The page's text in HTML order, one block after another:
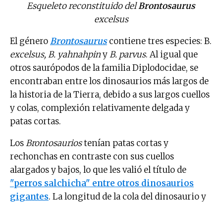
Esqueleto reconstituido delBrontosaurus
excelsus
El géneroBrontosaurus contiene tres especies: B.
excelsus, B. yahnahpinyB. parvus. Al igual que
otros saurópodos de la familia Diplodocidae, se
encontraban entre los dinosaurios más largos de
la historia de la Tierra, debido a sus largos cuellos
y colas, complexión relativamente delgada y
patas cortas.
LosBrontosauriostenían patas cortas y
rechonchas en contraste con sus cuellos
alargados y bajos, lo que les valió el título de
"perros salchicha" entre otros dinosaurios
gigantes. La longitud de la cola del dinosaurio y